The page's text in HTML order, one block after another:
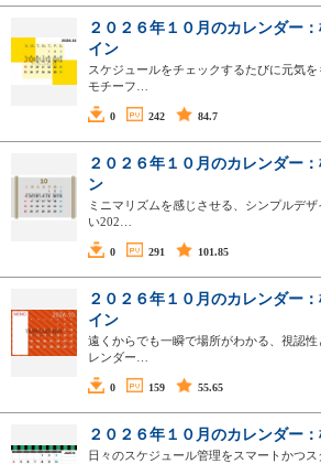
２０２６年１０月のカレンダー
イン
スケジュールをチェックするたびに元気
モチーフ…
0 242 84.7
２０２６年１０月のカレンダー
ン
ミニマリズムを感じさせる、シンプルデ
い202…
0 291 101.85
２０２６年１０月のカレンダー
イン
遠くからでも一瞬で場所がわかる、視認
レンダー…
0 159 55.65
２０２６年１０月のカレンダー
日々のスケジュール管理をスマートかつ